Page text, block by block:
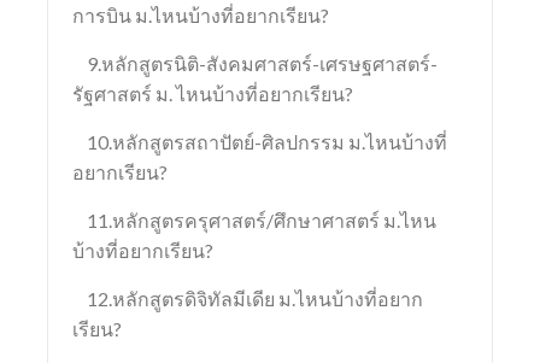
การบิน ม.ไหนบ้างที่อยากเรียน?
9.หลักสูตรนิติ-สังคมศาสตร์-เศรษฐศาสตร์-
รัฐศาสตร์ ม. ไหนบ้างที่อยากเรียน?
10.หลักสูตรสถาปัตย์-ศิลปกรรม ม.ไหนบ้างที่
อยากเรียน?
11.หลักสูตรครุศาสตร์/ศึกษาศาสตร์ ม.ไหน
บ้างที่อยากเรียน?
12.หลักสูตรดิจิทัลมีเดีย ม.ไหนบ้างที่อยาก
เรียน?